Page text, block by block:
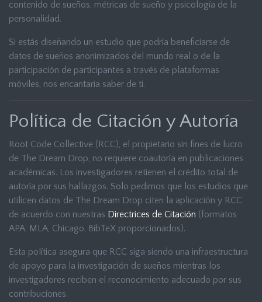
contenido de sueños, métricas de sueño y psicología de la
personalidad.
Si estás diseñando un estudio que podría beneficiarse de
datos de sueños anonimizados del mundo real o de la
participación de participantes a través de plataformas
móviles, nos encantaría saber de ti.
Política de Citación y Autoría
Root Code Collective (RCC), el propietario sin fines de lucro
de The Dream Drop, no requiere coautoría en publicaciones
académicas. Los investigadores retienen el crédito total de
autoría por sus hallazgos. Solo pedimos que los estudios que
utilicen datos de The Dream Drop citen la aplicación y RCC
de acuerdo con nuestras Directrices de Citación (formatos
APA, MLA, Chicago, BibTeX proporcionados).
Esta política asegura que RCC siga siendo una infraestructura
de apoyo para la investigación de sueños mientras los
investigadores reciben el reconocimiento adecuado por sus
contribuciones.